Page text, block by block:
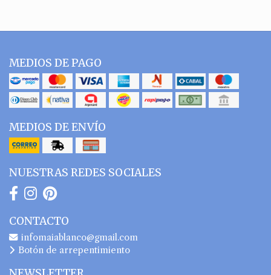
MEDIOS DE PAGO
MEDIOS DE ENVÍO
NUESTRAS REDES SOCIALES
CONTACTO
infomaiablanco@gmail.com
Botón de arrepentimiento